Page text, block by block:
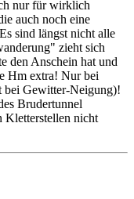
nur für wirklich
auch noch eine
sind längst nicht alle
zieht sich
den Anschein hat und
Hm extra! Nur bei
bei Gewitter-Neigung)!
Brudertunnel
Kletterstellen nicht